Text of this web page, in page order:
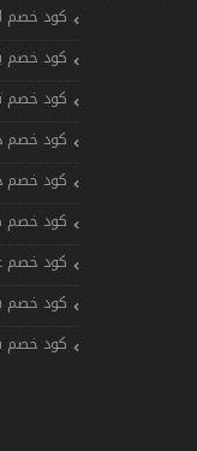
كود خصم
كود خصم
كود خصم
كود خصم
كود خصم
كود خصم
كود
كود خصم
كود خصم